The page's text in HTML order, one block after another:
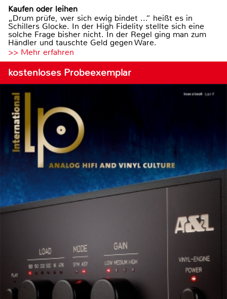
Kaufen oder leihen
„Drum prüfe, wer sich ewig bindet ...“ heißt es in
Schillers Glocke. In der High Fidelity stellte sich eine
solche Frage bisher nicht. In der Regel ging man zum
Händler und tauschte Geld gegen Ware.
>> Mehr erfahren
kostenloses Probeexemplar